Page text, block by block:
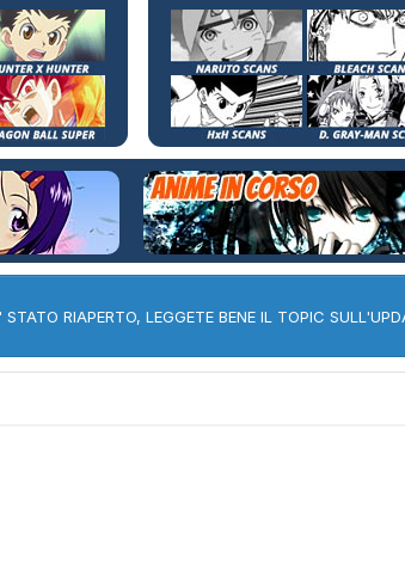
STATO RIAPERTO, LEGGETE BENE IL TOPIC